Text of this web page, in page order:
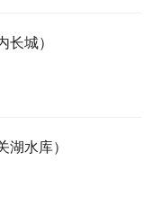
长城）
湖水库）